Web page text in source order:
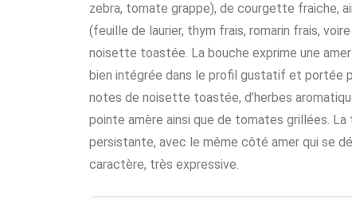
zebra, tomate grappe), de courgette fraiche,
(feuille de laurier, thym frais, romarin frais,
noisette toastée. La bouche exprime une
bien intégrée dans le profil gustatif et portée
notes de noisette toastée, d’herbes
pointe amère ainsi que de tomates grillées.
persistante, avec le même côté amer qui se
caractère, très expressive.